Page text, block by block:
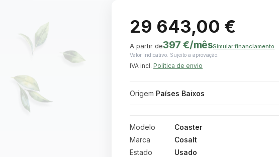
29 643,00 €
A partir de397 €/mêsSimular financiamento
Valor indicativo. Sujeito a aprovação.
IVA incl. Política de envio
Origem Países Baixos
Modelo
Coaster
Marca
Cosalt
Estado
Usado